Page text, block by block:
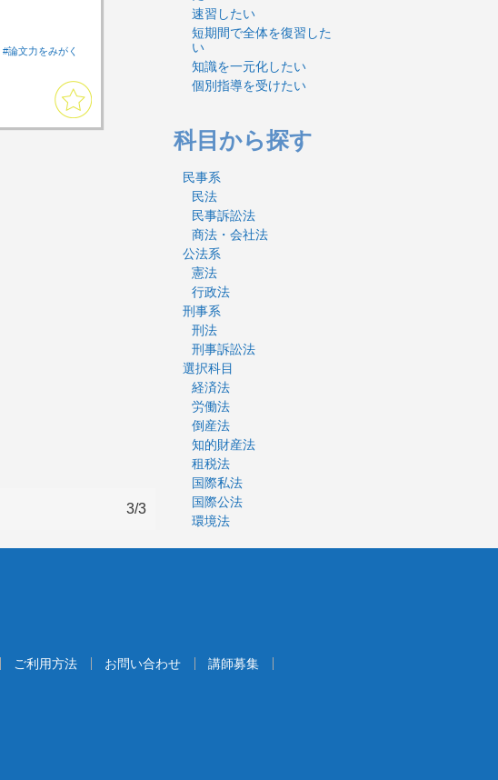
#論文力をみがく
#民事訴訟法
#苦手分野対策
3/3
速習したい
短期間で全体を復習した
い
知識を一元化したい
個別指導を受けたい
科目から探す
民事系
民法
民事訴訟法
商法・会社法
公法系
憲法
行政法
刑事系
刑法
刑事訴訟法
選択科目
経済法
労働法
倒産法
知的財産法
租税法
国際私法
国際公法
環境法
ご利用方法 お問い合わせ
講師募集